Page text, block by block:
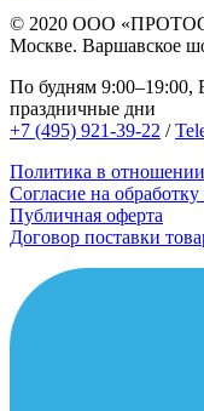
© 2020 ООО
Москве. Варшавское
По будням 9:00–19:00,
праздничные дни
+7 (495) 921-39-22 /
Политика в
Согласие на
Публичная оферта
Договор поставки